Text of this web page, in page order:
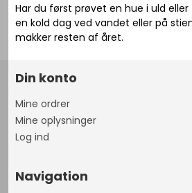
Har du først prøvet en hue i uld
en kold dag ved vandet eller på
makker resten af året.
Din konto
Mine ordrer
Mine oplysninger
Log ind
Navigation